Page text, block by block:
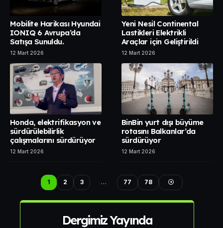
Mobilite Harikası Hyundai
IONIQ 6 Avrupa’da
Satışa Sunuldu.
12 Mart 2026
Yeni Nesil Continental
Lastikleri Elektrikli
Araçlar için Geliştirildi
12 Mart 2026
Honda, elektrifikasyon ve
sürdürülebilirlik
çalışmalarını sürdürüyor
12 Mart 2026
BinBin yurt dışı büyüme
rotasını Balkanlar’da
sürdürüyor
12 Mart 2026
1 2 3 … 77 78
Dergimiz Yayında